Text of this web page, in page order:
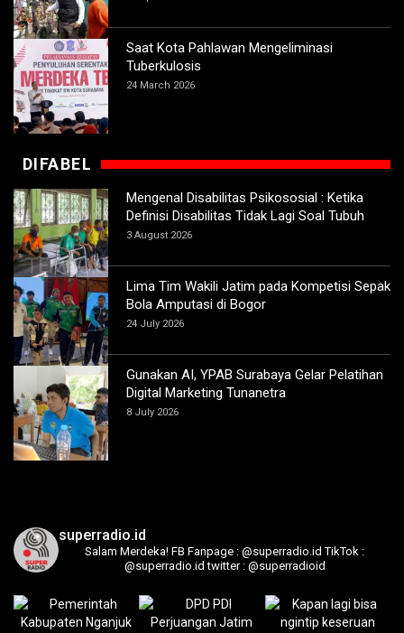
Saat Kota Pahlawan Mengeliminasi
Tuberkulosis
24 March 2026
DIFABEL
Mengenal Disabilitas Psikososial : Ketika
Definisi Disabilitas Tidak Lagi Soal Tubuh
3 August 2026
Lima Tim Wakili Jatim pada Kompetisi Sepak
Bola Amputasi di Bogor
24 July 2026
Gunakan AI, YPAB Surabaya Gelar Pelatihan
Digital Marketing Tunanetra
8 July 2026
superradio.id
Salam Merdeka! FB Fanpage : @superradio.id TikTok :
@superradio.id twitter : @superradioid